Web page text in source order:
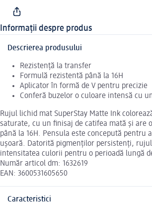
Informații despre produs
Descrierea produsului
Rezistență la transfer
Formulă rezistentă până la 16H
Aplicator în formă de V pentru precizie
Conferă buzelor o culoare intensă cu
Rujul lichid mat SuperStay Matte Ink
saturate, cu un finisaj de catifea mată și are
până la 16H. Pensula este concepută pentru
ușoară. Datorită pigmenților persistenți,
intensitatea culorii pentru o perioadă lungă
Număr articol dm: 1632619
EAN: 3600531605650
Caracteristici